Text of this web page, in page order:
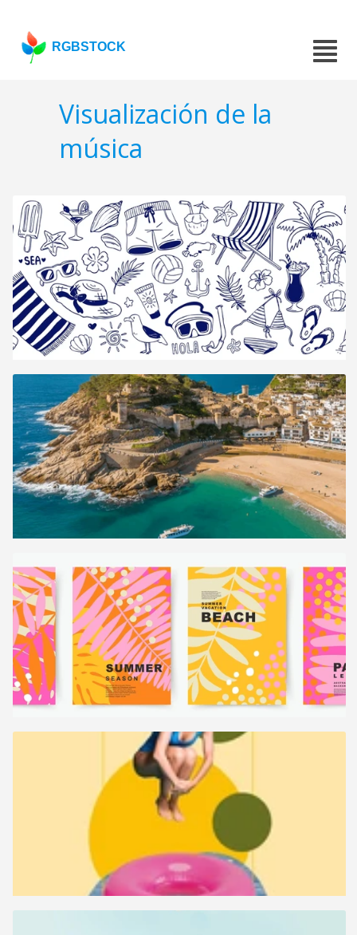
RGBSTOCK
Visualización de la
música